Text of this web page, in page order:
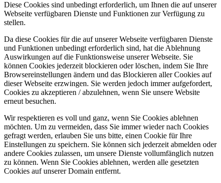
Diese Cookies sind unbedingt erforderlich, um Ihnen die auf unserer
Webseite verfügbaren Dienste und Funktionen zur Verfügung zu
stellen.
Da diese Cookies für die auf unserer Webseite verfügbaren Dienste
und Funktionen unbedingt erforderlich sind, hat die Ablehnung
Auswirkungen auf die Funktionsweise unserer Webseite. Sie
können Cookies jederzeit blockieren oder löschen, indem Sie Ihre
Browsereinstellungen ändern und das Blockieren aller Cookies auf
dieser Webseite erzwingen. Sie werden jedoch immer aufgefordert,
Cookies zu akzeptieren / abzulehnen, wenn Sie unsere Website
erneut besuchen.
Wir respektieren es voll und ganz, wenn Sie Cookies ablehnen
möchten. Um zu vermeiden, dass Sie immer wieder nach Cookies
gefragt werden, erlauben Sie uns bitte, einen Cookie für Ihre
Einstellungen zu speichern. Sie können sich jederzeit abmelden oder
andere Cookies zulassen, um unsere Dienste vollumfänglich nutzen
zu können. Wenn Sie Cookies ablehnen, werden alle gesetzten
Cookies auf unserer Domain entfernt.